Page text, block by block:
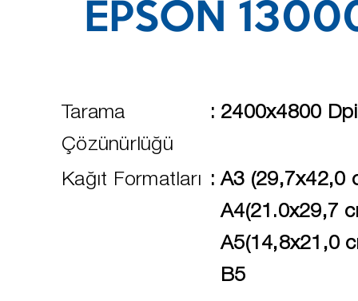
EPSON
Tarama
Çözünürlüğü
: 2400x4800 Dpi
Kağıt Formatları : A3 (29,7x42,0
A4(21.0x29,7
A5(14,8x21,0
B5